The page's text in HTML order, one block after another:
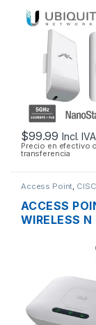
LOCOM5
5GHZ 13DBI
200MW
POE
$99.99 Incl. IVA
Precio en efectivo o
transferencia
Access Point
ACCESS
WIRELESS N
DOS
300MBPS
POE +